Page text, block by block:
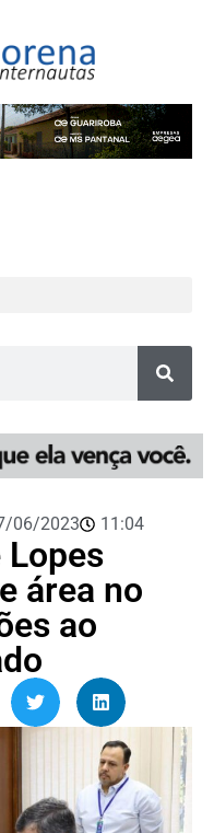
06/2023 11:04
área no
ao